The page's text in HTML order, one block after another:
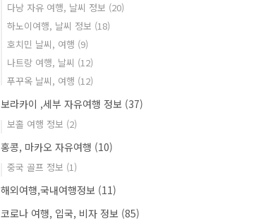
다낭 자유 여행, 날씨 정보 (20)
하노이여행, 날씨 정보 (18)
호치민 날씨, 여행 (9)
나트랑 여행, 날씨 (12)
푸꾸옥 날씨, 여행 (12)
보라카이 ,세부 자유여행 정보 (37)
보홀 여행 정보 (2)
홍콩, 마카오 자유여행 (10)
중국 골프 정보 (1)
해외여행,국내여행정보 (11)
코로나 여행, 입국, 비자 정보 (85)